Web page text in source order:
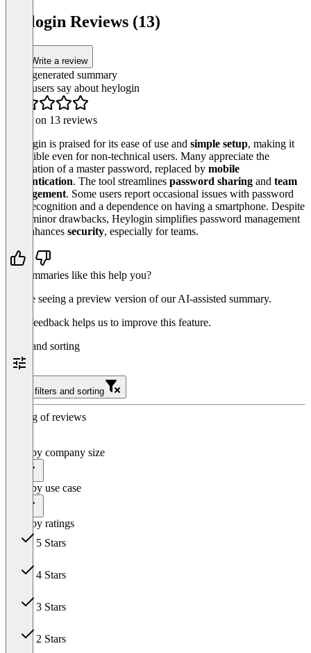
heylogin Reviews (13)
Write a review
AI-generated summary
What users say about heylogin
Based on 13 reviews
Heylogin is praised for its ease of use and simple setup, making it
accessible even for non-technical users. Many appreciate the
elimination of a master password, replaced by mobile
authentication. The tool streamlines password sharing and team
management. Some users report occasional issues with password
field recognition and a dependence on having a smartphone. Despite
these minor drawbacks, Heylogin simplifies password management
and enhances security, especially for teams.
Do summaries like this help you?
You’re seeing a preview version of our AI-assisted summary.
Your feedback helps us to improve this feature.
Filter and sorting
Clear filters and sorting
Sorting of reviews
Filter by company size
Filter by use case
Filter by ratings
5 Stars
4 Stars
3 Stars
2 Stars